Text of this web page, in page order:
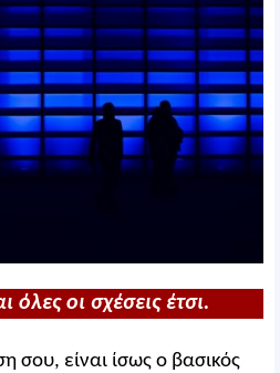
όλες οι σχέσεις έτσι.
σου, είναι ίσως ο βασικός